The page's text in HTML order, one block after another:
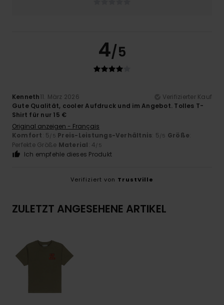
4/5
Kenneth11. März 2026
Verifizierter Kauf
Gute Qualität, cooler Aufdruck und im Angebot. Tolles T-
Shirt für nur 15 €
Original anzeigen - Français
Komfort: 5/5 Preis-Leistungs-Verhältnis: 5/5 Größe:
Perfekte Größe Material: 4/5
Ich empfehle dieses Produkt
Verifiziert von TrustVille
ZULETZT ANGESEHENE ARTIKEL